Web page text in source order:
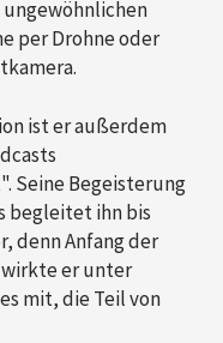
per Drohne oder
ist er außerdem
Seine Begeisterung
begleitet ihn bis
denn Anfang der
wirkte er unter
mit, die Teil von